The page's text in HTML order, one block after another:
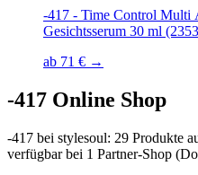
-417 - Time Control Multi
Gesichtsserum 30 ml
ab 71 € →
-417 Online Shop
-417 bei stylesoul: 29 Produkte
verfügbar bei 1 Partner-Shop